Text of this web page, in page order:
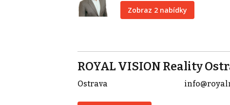
Zobraz 2 nabídky
ROYAL VISION Reality
Ostrava